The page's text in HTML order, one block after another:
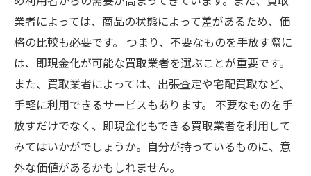
業者によっては、商品の状態によって差があるため、価
格の比較も必要です。 つまり、不要なものを手放す際に
は、即現金化が可能な買取業者を選ぶことが重要です。
また、買取業者によっては、出張査定や宅配買取など、
手軽に利用できるサービスもあります。 不要なものを手
放すだけでなく、即現金化もできる買取業者を利用して
みてはいかがでしょうか。自分が持っているものに、意
外な価値があるかもしれません。